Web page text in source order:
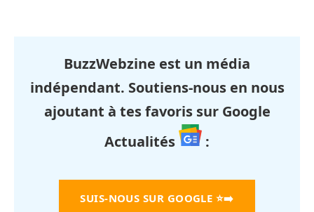
BuzzWebzine est un média
indépendant. Soutiens-nous en nous
ajoutant à tes favoris sur Google
Actualités
:
SUIS-NOUS SUR GOOGLE ⭐➡️